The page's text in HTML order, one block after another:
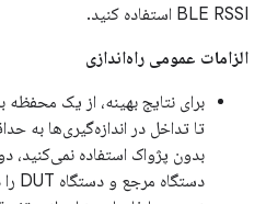
BLE RSSI استفاده کنید.
الزامات عمومی راه‌اندازی
برای نتایج بهینه، از یک محفظه
تا تداخل در اندازه‌گیری‌ها به
بدون پژواک استفاده نمی‌کنید،